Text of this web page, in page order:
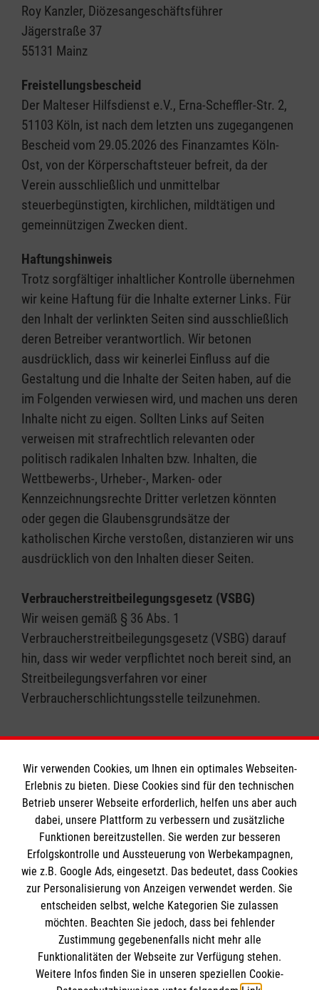
Roy Kanzler, Diözesangeschäftsführer
Jägerstraße 37
55131 Mainz
Freistellungsbescheid
Der Malteser Hilfsdienst e.V., Erna-Scheffler-Str. 2,
51103 Köln, ist nach dem letzten uns zugegangenen
Bescheid vom 29.05.2026 des Finanzamtes Köln-
Ost, von der Körperschaftsteuer befreit, da der
Verein ausschließlich und unmittelbar
steuerbegünstigten, kirchlichen, mildtätigen und
gemeinnützigen Zwecken dient.
Haftungshinweis
Trotz sorgfältiger inhaltlicher Kontrolle übernehmen
wir keine Haftung für die Inhalte externer Links. Für
den Inhalt der verlinkten Seiten sind ausschließlich
deren Betreiber verantwortlich. Wir betonen
ausdrücklich, dass wir keinerlei Einfluss auf die
Gestaltung und die Inhalte der Seiten haben, auf die
im Folgenden verwiesen wird, und machen uns deren
Inhalte nicht zu eigen. Sollten Links auf Seiten
verweisen mit strafrechtlich relevanten oder
politisch radikalen Inhalten bzw. Inhalten, die
Wettbewerbs-, Urheber-, Marken- oder
Kennzeichnungsrechte Dritter verletzen könnten
oder gegen die Glaubensgrundsätze der
katholischen Kirche verstoßen, distanzieren wir uns
ausdrücklich von den Inhalten dieser Seiten.
Verbraucherstreitbeilegungsgesetz (VSBG)
Wir weisen gemäß § 36 Abs. 1
Verbraucherstreitbeilegungsgesetz (VSBG) darauf
hin, dass wir weder verpflichtet noch bereit sind, an
Streitbeilegungsverfahren vor einer
Verbraucherschlichtungsstelle teilzunehmen.
Informationen
Impressum
Datenschutz
Barrierefreiheit
Kontakt
Die Malteser
Malteser in Deutschland
Malteserorden
Sharepoint
Spendenkonto
Wir verwenden Cookies, um Ihnen ein optimales Webseiten-
Erlebnis zu bieten. Diese Cookies sind für den technischen
Betrieb unserer Webseite erforderlich, helfen uns aber auch
dabei, unsere Plattform zu verbessern und zusätzliche
Funktionen bereitzustellen. Sie werden zur besseren
Erfolgskontrolle und Aussteuerung von Werbekampagnen,
wie z.B. Google Ads, eingesetzt. Das bedeutet, dass Cookies
zur Personalisierung von Anzeigen verwendet werden. Sie
entscheiden selbst, welche Kategorien Sie zulassen
möchten. Beachten Sie jedoch, dass bei fehlender
Zustimmung gegebenenfalls nicht mehr alle
Funktionalitäten der Webseite zur Verfügung stehen.
Weitere Infos finden Sie in unseren speziellen Cookie-